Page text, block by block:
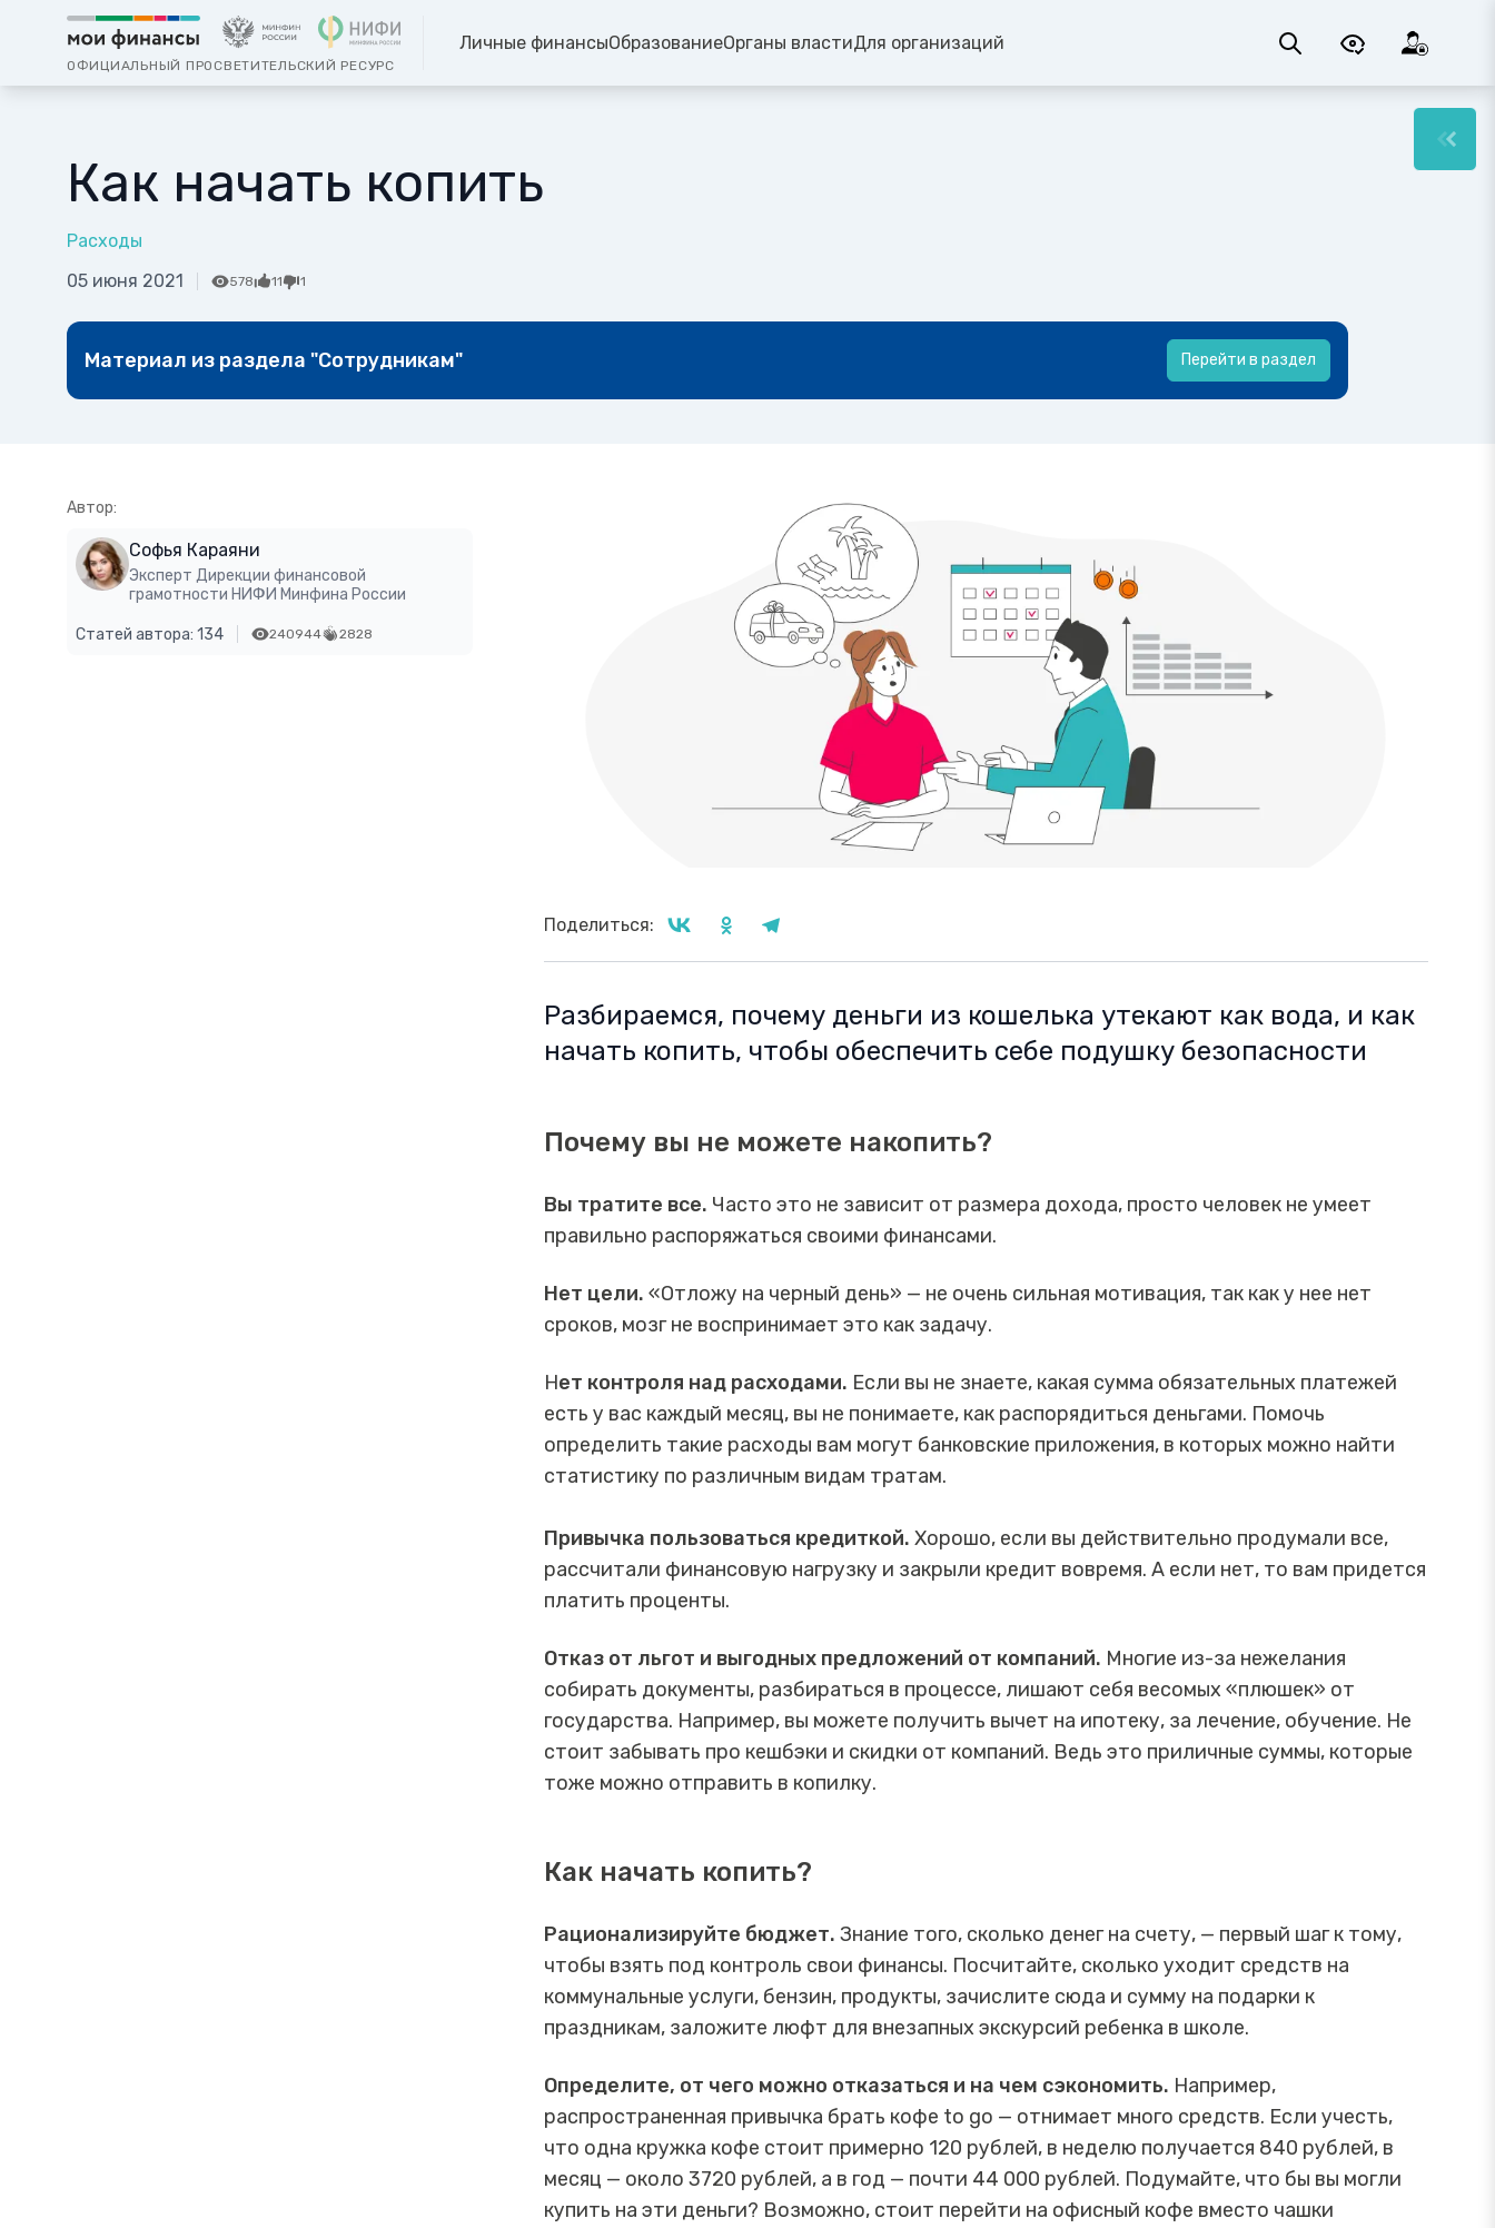
ОФИЦИАЛЬНЫЙ ПРОСВЕТИТЕЛЬСКИЙ РЕСУРС
Личные финансыОбразованиеОрганы властиДля организаций
Как начать копить
Расходы
05 июня 2021
578 11 1
Материал из раздела "Сотрудникам" Перейти в раздел
Автор:
Софья Караяни
Эксперт Дирекции финансовой
грамотности НИФИ Минфина России
Статей автора: 134 240944 2828
Поделиться:
Разбираемся, почему деньги из кошелька утекают ‎как вода, и как
начать копить, чтобы обеспечить себе подушку безопасности
Почему вы не можете накопить?
Вы тратите все. Часто это не зависит от размера дохода, просто человек не умеет
правильно распоряжаться своими финансами.
Нет цели.«‎Отложу на черный день» — не очень сильная мотивация, так как у нее нет
сроков, мозг не воспринимает это как задачу.
Нет контроля над расходами. Если вы не знаете, какая сумма обязательных платежей
есть у вас каждый месяц, вы не понимаете, как распорядиться деньгами. Помочь
определить такие расходы вам могут банковские приложения, в которых можно найти
статистику по различным видам тратам.
Привычка пользоваться кредиткой. Хорошо, если вы действительно продумали все,
рассчитали финансовую нагрузку и закрыли кредит вовремя. А если нет, то вам придется
платить проценты.
Отказ от льгот и выгодных предложений от компаний. Многие из-за нежелания
собирать документы, разбираться в процессе, лишают себя весомых «‎плюшек» от
государства. Например, вы можете получить вычет на ипотеку, за лечение, обучение. Не
стоит забывать про кешбэки и скидки от компаний. Ведь это приличные суммы, которые
тоже можно отправить в копилку.
Как начать копить?
Рационализируйте бюджет. Знание того, сколько денег на счету, — первый шаг к тому,
чтобы взять под контроль свои финансы. Посчитайте, сколько уходит средств на
коммунальные услуги, бензин, продукты, зачислите сюда и сумму на подарки к
праздникам, заложите люфт для внезапных экскурсий ребенка в школе.
Определите, от чего можно отказаться и на чем сэкономить. Например,
распространенная привычка брать кофе to go — отнимает много средств. Если учесть,
что одна кружка кофе стоит примерно 120 рублей, в неделю получается 840 рублей, в
месяц — около 3720 рублей, а в год — почти 44 000 рублей. Подумайте, что бы вы могли
купить на эти деньги? Возможно, стоит перейти на офисный кофе вместо чашки